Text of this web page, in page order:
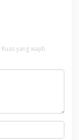
Ruas yang wajib